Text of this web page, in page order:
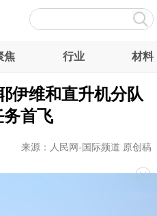
焦 行业 材料
伊维和直升机分队
务首飞
来源：人民网-国际频道 原创稿